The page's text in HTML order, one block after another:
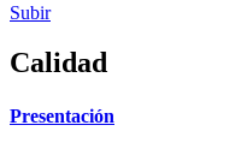
Subir
Calidad
Presentación